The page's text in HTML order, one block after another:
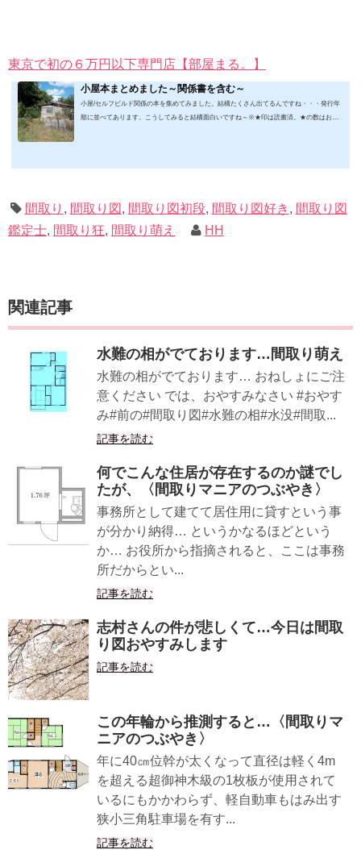
東京で初の６万円以下専門店【部屋まる。】
小屋本まとめました～関係書を含む～
小屋/セルフビルド関係の本を集めてみました。結構たくさん出てるんですね・・・発行年
順に並べてあります。こうしてみると結構面白いですね～※★印は読書済。★の数はおす
間取り , 間取り図 , 間取り図初段, 間取り図好き , 間取り図
鑑定士, 間取り狂, 間取り萌え HH
関連記事
水難の相がでております…間取り萌え
水難の相がでております… おねしょにご注
意ください では、おやすみなさい #おやす
み#前の#間取り図#水難の相#水没#間取...
記事を読む
何でこんな住居が存在するのか謎でし
たが、〈間取りマニアのつぶやき〉
事務所として建てて居住用に貸すという事
が分かり納得… というかなるほどという
か… お役所から指摘されると、ここは事務
所だからとい...
記事を読む
志村さんの件が悲しくて…今日は間取
り図おやすみします
記事を読む
この年輪から推測すると…〈間取りマ
ニアのつぶやき〉
年に40㎝位幹が太くなって直径は軽く4m
を超える超御神木級の1枚板が使用されて
いるにもかかわらず、軽自動車もはみ出す
狭小三角駐車場を有す...
記事を読む